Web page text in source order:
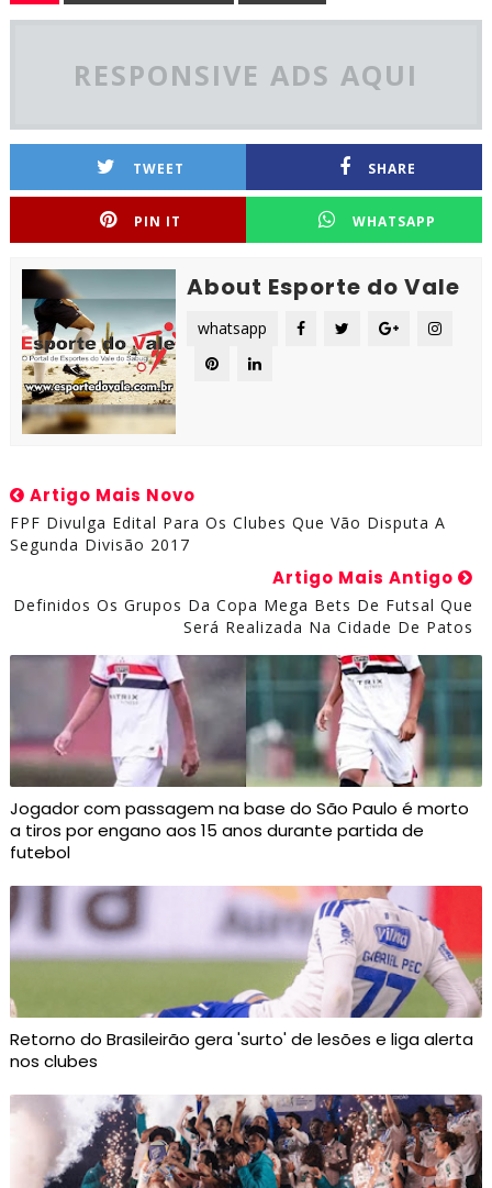
RESPONSIVE ADS AQUI
TWEET SHARE
PIN IT WHATSAPP
About Esporte do Vale
whatsapp
Artigo Mais Novo
FPF Divulga Edital Para Os Clubes Que Vão Disputa A
Segunda Divisão 2017
Artigo Mais Antigo
Definidos Os Grupos Da Copa Mega Bets De Futsal Que
Será Realizada Na Cidade De Patos
Jogador com passagem na base do São Paulo é morto
a tiros por engano aos 15 anos durante partida de
futebol
Retorno do Brasileirão gera 'surto' de lesões e liga alerta
nos clubes